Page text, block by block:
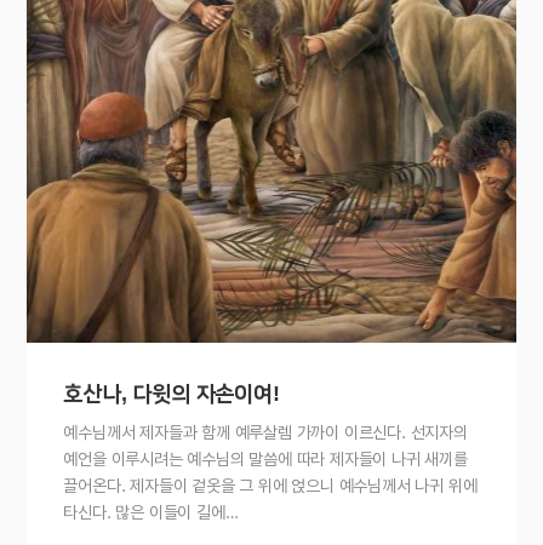
호산나, 다윗의 자손이여!
예수님께서 제자들과 함께 예루살렘 가까이 이르신다. 선지자의
예언을 이루시려는 예수님의 말씀에 따라 제자들이 나귀 새끼를
끌어온다. 제자들이 겉옷을 그 위에 얹으니 예수님께서 나귀 위에
타신다. 많은 이들이 길에…